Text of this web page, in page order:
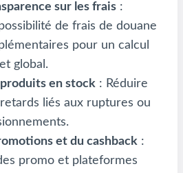
sur les frais :
de frais de douane
pour un calcul
global.
en stock : Réduire
liés aux ruptures ou
et du cashback :
promo et plateformes